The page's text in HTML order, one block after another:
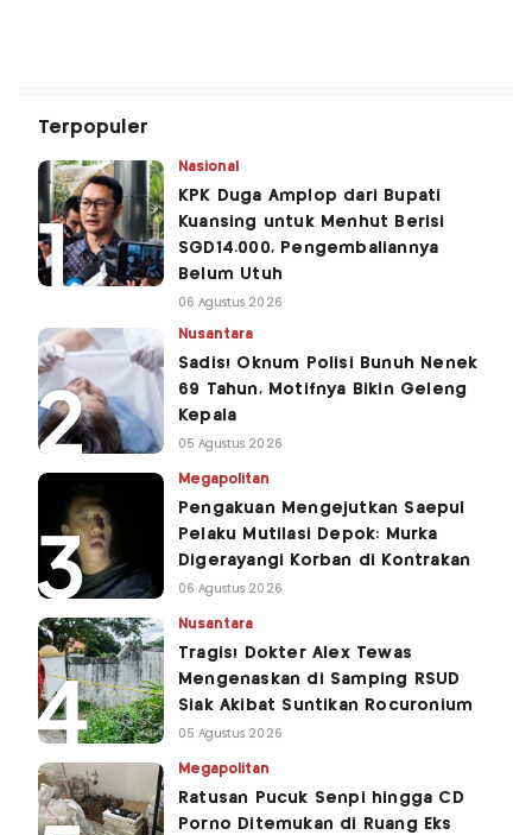
Terpopuler
Nasional
KPK Duga Amplop dari Bupati
Kuansing untuk Menhut Berisi
SGD14.000, Pengembaliannya
Belum Utuh
06 Agustus 2026
Nusantara
Sadis! Oknum Polisi Bunuh Nenek
69 Tahun, Motifnya Bikin Geleng
Kepala
05 Agustus 2026
Megapolitan
Pengakuan Mengejutkan Saepul
Pelaku Mutilasi Depok: Murka
Digerayangi Korban di Kontrakan
06 Agustus 2026
Nusantara
Tragis! Dokter Alex Tewas
Mengenaskan di Samping RSUD
Siak Akibat Suntikan Rocuronium
05 Agustus 2026
Megapolitan
Ratusan Pucuk Senpi hingga CD
Porno Ditemukan di Ruang Eks